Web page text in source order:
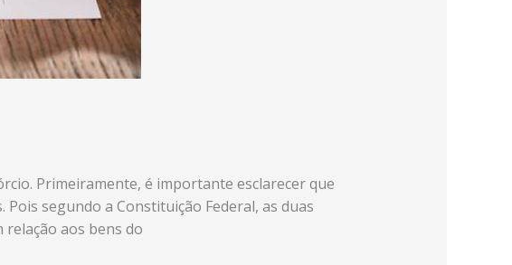
Primeiramente, é importante esclarecer que
segundo a Constituição Federal, as duas
aos bens do